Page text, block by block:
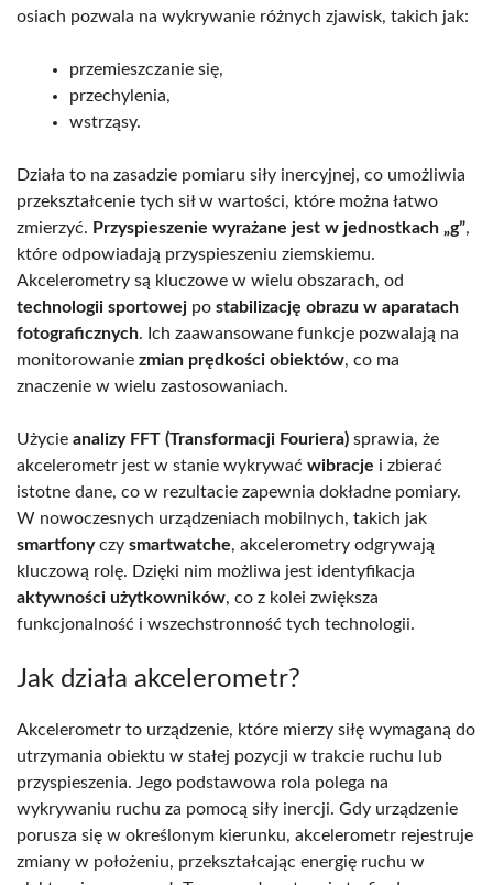
osiach pozwala na wykrywanie różnych zjawisk, takich jak:
przemieszczanie się,
przechylenia,
wstrząsy.
Działa to na zasadzie pomiaru siły inercyjnej, co umożliwia
przekształcenie tych sił w wartości, które można łatwo
zmierzyć. Przyspieszenie wyrażane jest w jednostkach „g”,
które odpowiadają przyspieszeniu ziemskiemu.
Akcelerometry są kluczowe w wielu obszarach, od
technologii sportowej po stabilizację obrazu w aparatach
fotograficznych. Ich zaawansowane funkcje pozwalają na
monitorowanie zmian prędkości obiektów, co ma
znaczenie w wielu zastosowaniach.
Użycie analizy FFT (Transformacji Fouriera) sprawia, że
akcelerometr jest w stanie wykrywać wibracje i zbierać
istotne dane, co w rezultacie zapewnia dokładne pomiary.
W nowoczesnych urządzeniach mobilnych, takich jak
smartfonyczy smartwatche, akcelerometry odgrywają
kluczową rolę. Dzięki nim możliwa jest identyfikacja
aktywności użytkowników, co z kolei zwiększa
funkcjonalność i wszechstronność tych technologii.
Jak działa akcelerometr?
Akcelerometr to urządzenie, które mierzy siłę wymaganą do
utrzymania obiektu w stałej pozycji w trakcie ruchu lub
przyspieszenia. Jego podstawowa rola polega na
wykrywaniu ruchu za pomocą siły inercji. Gdy urządzenie
porusza się w określonym kierunku, akcelerometr rejestruje
zmiany w położeniu, przekształcając energię ruchu w